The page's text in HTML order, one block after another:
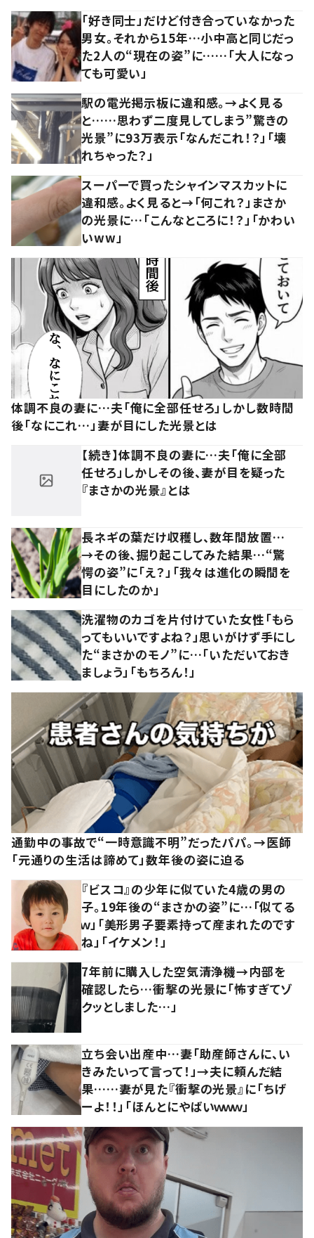
「好き同士」だけど付き合っていなかった
男女。それから15年…小中高と同じだっ
た2人の“現在の姿”に……「大人になっ
ても可愛い」
駅の電光掲示板に違和感。→よく見る
と……思わず二度見してしまう”驚きの
光景”に93万表示「なんだこれ！？」「壊
れちゃった？」
スーパーで買ったシャインマスカットに
違和感。よく見ると→「何これ？」まさか
の光景に…「こんなところに！？」「かわい
いww」
体調不良の妻に…夫「俺に全部任せろ」しかし数時間
後「なにこれ…」妻が目にした光景とは
【続き】体調不良の妻に…夫「俺に全部
任せろ」しかしその後、妻が目を疑った
『まさかの光景』とは
長ネギの葉だけ収穫し、数年間放置…
→その後、掘り起こしてみた結果…“驚
愕の姿”に「え？」「我々は進化の瞬間を
目にしたのか」
洗濯物のカゴを片付けていた女性「もら
ってもいいですよね？」思いがけず手にし
た“まさかのモノ”に…「いただいておき
ましょう」「もちろん！」
通勤中の事故で“一時意識不明”だったパパ。→医師
「元通りの生活は諦めて」数年後の姿に迫る
『ビスコ』の少年に似ていた4歳の男の
子。19年後の“まさかの姿”に…「似てる
ｗ」「美形男子要素持って産まれたのです
ね」「イケメン！」
7年前に購入した空気清浄機→内部を
確認したら…衝撃の光景に「怖すぎてゾ
クッとしました…」
立ち会い出産中…妻「助産師さんに、い
きみたいって言って！」→夫に頼んだ結
果……妻が見た『衝撃の光景』に「ちげ
ーよ！！」「ほんとにやばいｗｗｗ」